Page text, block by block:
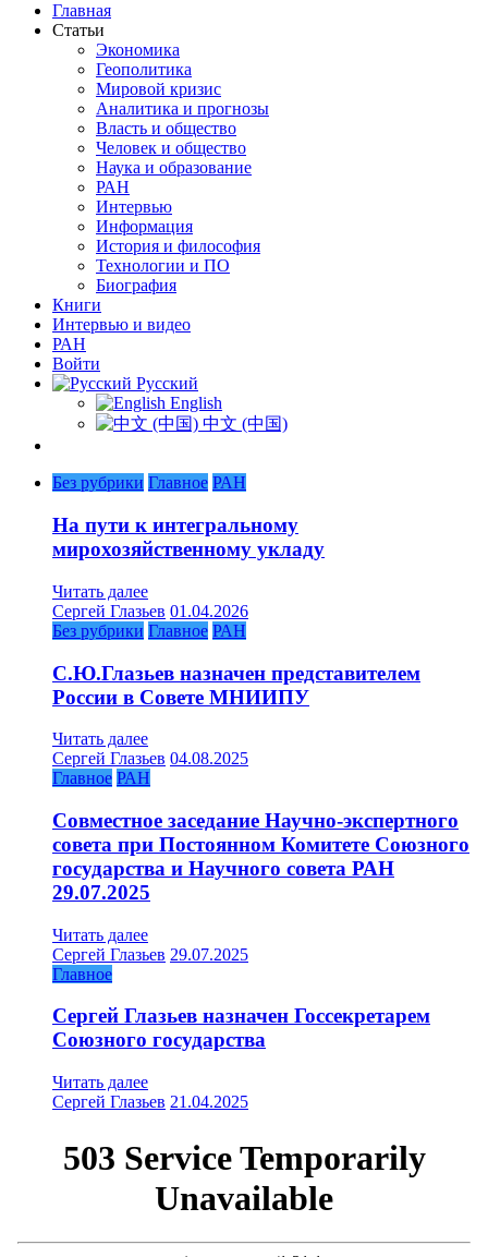
Главная
Статьи
Экономика
Геополитика
Мировой кризис
Аналитика и прогнозы
Власть и общество
Человек и общество
Наука и образование
РАН
Интервью
Информация
История и философия
Технологии и ПО
Биография
Книги
Интервью и видео
РАН
Войти
Русский
English
中文 (中国)
Без рубрики Главное РАН
На пути к интегральному
мирохозяйственному укладу
Читать далее
Сергей Глазьев 01.04.2026
Без рубрики Главное РАН
С.Ю.Глазьев назначен представителем
России в Совете МНИИПУ
Читать далее
Сергей Глазьев 04.08.2025
Главное РАН
Совместное заседание Научно-экспертного
совета при Постоянном Комитете Союзного
государства и Научного совета РАН
29.07.2025
Читать далее
Сергей Глазьев 29.07.2025
Главное
Сергей Глазьев назначен Госсекретарем
Союзного государства
Читать далее
Сергей Глазьев 21.04.2025